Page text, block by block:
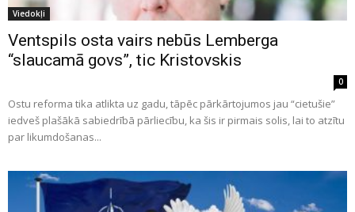
Viedokļi
Ventspils osta vairs nebūs Lemberga
“slaucamā govs”, tic Kristovskis
0
Ostu reforma tika atlikta uz gadu, tāpēc pārkārtojumos jau “cietušie”
iedveš plašākā sabiedrībā pārliecību, ka šis ir pirmais solis, lai to atzītu
par likumdošanas...